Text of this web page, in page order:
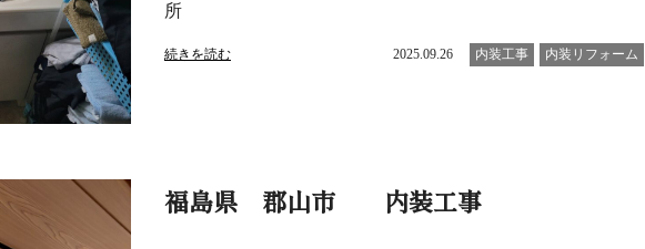
所
続きを読む 2025.09.26 内装工事 内装リフォーム
福島県 郡山市 内装工事